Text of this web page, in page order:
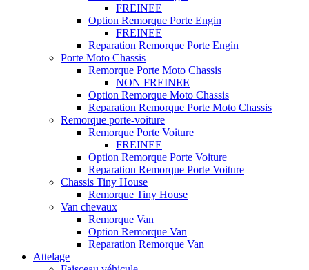
FREINEE
Option Remorque Porte Engin
FREINEE
Reparation Remorque Porte Engin
Porte Moto Chassis
Remorque Porte Moto Chassis
NON FREINEE
Option Remorque Moto Chassis
Reparation Remorque Porte Moto Chassis
Remorque porte-voiture
Remorque Porte Voiture
FREINEE
Option Remorque Porte Voiture
Reparation Remorque Porte Voiture
Chassis Tiny House
Remorque Tiny House
Van chevaux
Remorque Van
Option Remorque Van
Reparation Remorque Van
Attelage